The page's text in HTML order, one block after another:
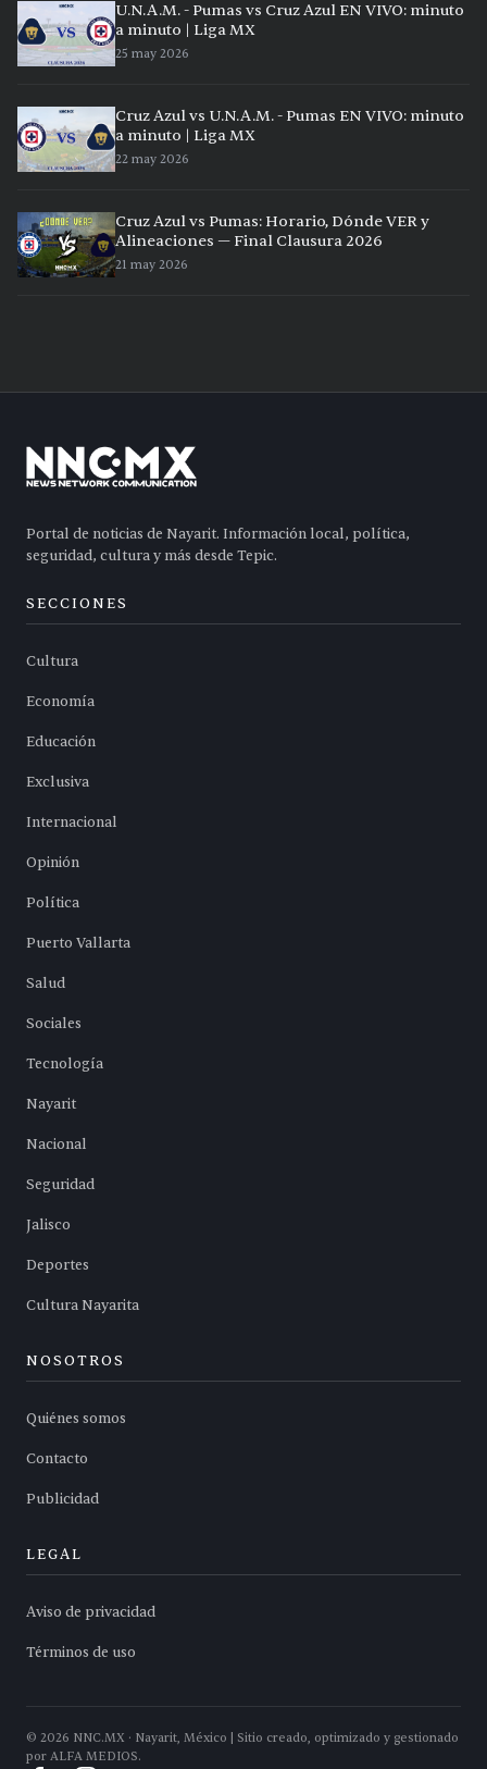
U.N.A.M. - Pumas vs Cruz Azul EN VIVO: minuto
a minuto | Liga MX
25 may 2026
Cruz Azul vs U.N.A.M. - Pumas EN VIVO: minuto
a minuto | Liga MX
22 may 2026
Cruz Azul vs Pumas: Horario, Dónde VER y
Alineaciones — Final Clausura 2026
21 may 2026
Portal de noticias de Nayarit. Información local, política,
seguridad, cultura y más desde Tepic.
SECCIONES
Cultura
Economía
Educación
Exclusiva
Internacional
Opinión
Política
Puerto Vallarta
Salud
Sociales
Tecnología
Nayarit
Nacional
Seguridad
Jalisco
Deportes
Cultura Nayarita
NOSOTROS
Quiénes somos
Contacto
Publicidad
LEGAL
Aviso de privacidad
Términos de uso
© 2026 NNC.MX · Nayarit, México | Sitio creado, optimizado y gestionado
por ALFA MEDIOS.